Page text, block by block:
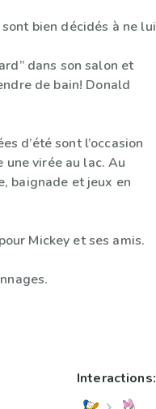
bien décidés à ne lui
dans son salon et
de bain! Donald
d’été sont l’occasion
virée au lac. Au
baignade et jeux en
Mickey et ses amis.
Interactions: